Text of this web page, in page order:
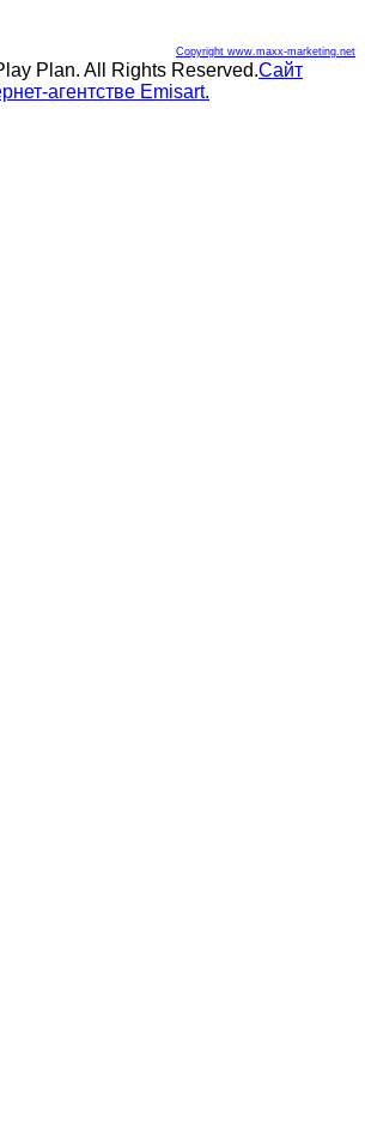
Copyright www.maxx-marketing.net
Plan. All Rights Reserved.Сайт
агентстве Emisart.